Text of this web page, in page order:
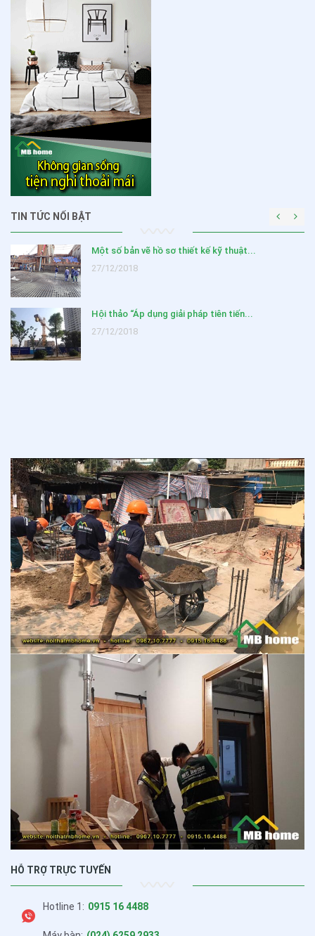
TIN TỨC NỔI BẬT
Một số bản vẽ hồ sơ thiết kế kỹ thuật...
27/12/2018
Hội thảo “Áp dụng giải pháp tiên tiến...
27/12/2018
HỖ TRỢ TRỰC TUYẾN
Hotline 1: 0915 16 4488